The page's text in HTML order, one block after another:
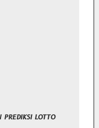
PREDIKSI LOTTO